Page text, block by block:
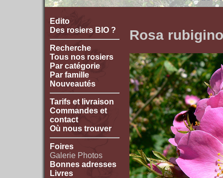
Edito
Des rosiers BIO ?
Recherche
Tous nos rosiers
Par catégorie
Par famille
Nouveautés
Tarifs et livraison
Commandes et
contact
Où nous trouver
Foires
Galerie Photos
Bonnes adresses
Livres
Rosa